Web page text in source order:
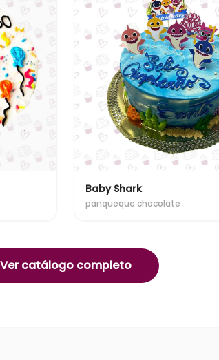
Baby Shark
panqueque chocolate
Ver catálogo completo